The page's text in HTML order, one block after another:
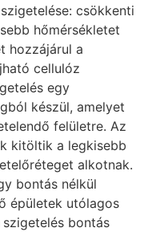
csökkenti
hőmérsékletet
hozzájárul a
cellulóz
egy
készül, amelyet
felületre. Az
kitöltik a legkisebb
alkotnak.
bontás nélkül
épületek utólagos
bontás